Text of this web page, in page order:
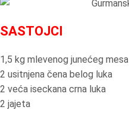
SASTOJCI
1,5 kg mlevenog junećeg mesa
2 usitnjena čena belog luka
2 veća iseckana crna luka
2 jajeta